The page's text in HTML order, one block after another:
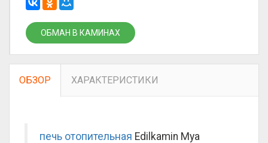
ОБМАН В КАМИНАХ
ОБЗОР ХАРАКТЕРИСТИКИ
печь отопительная Edilkamin Mya